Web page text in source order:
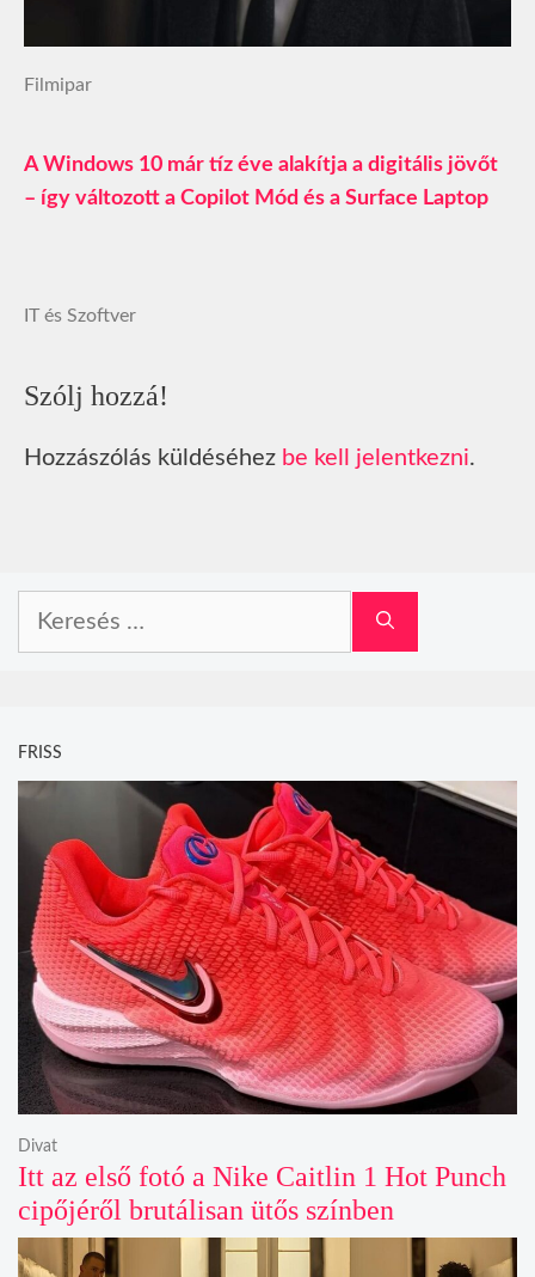
Filmipar
A Windows 10 már tíz éve alakítja a digitális jövőt
– így változott a Copilot Mód és a Surface Laptop
IT és Szoftver
Szólj hozzá!
Hozzászólás küldéséhez be kell jelentkezni.
FRISS
Itt az első fotó a Nike Caitlin 1 Hot Punch
cipőjéről brutálisan ütős színben
Divat